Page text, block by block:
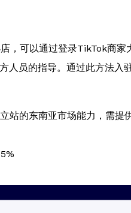
，可以通过登录TikTok商家
人员的指导。通过此方法入
的东南亚市场能力，需提